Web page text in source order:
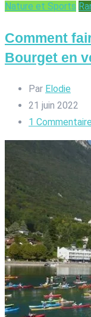
Nature et Sports
Comment
Bourget en
Par Elodie
21 juin 2022
1 Commentaire